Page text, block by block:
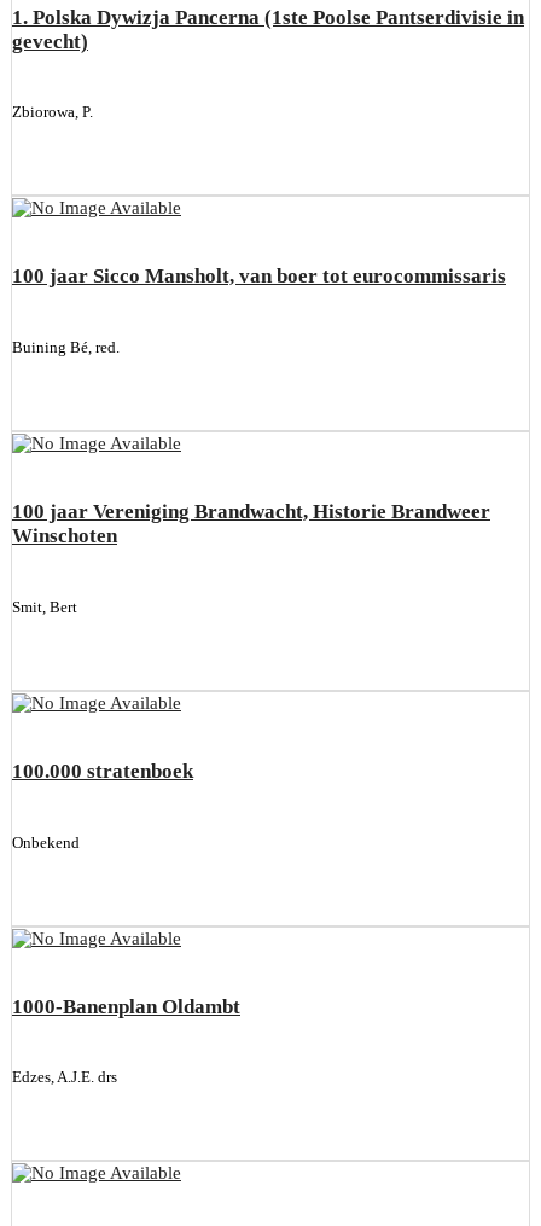
1. Polska Dywizja Pancerna (1ste Poolse Pantserdivisie in
gevecht)
Zbiorowa, P.
100 jaar Sicco Mansholt, van boer tot eurocommissaris
Buining Bé, red.
100 jaar Vereniging Brandwacht, Historie Brandweer
Winschoten
Smit, Bert
100.000 stratenboek
Onbekend
1000-Banenplan Oldambt
Edzes, A.J.E. drs